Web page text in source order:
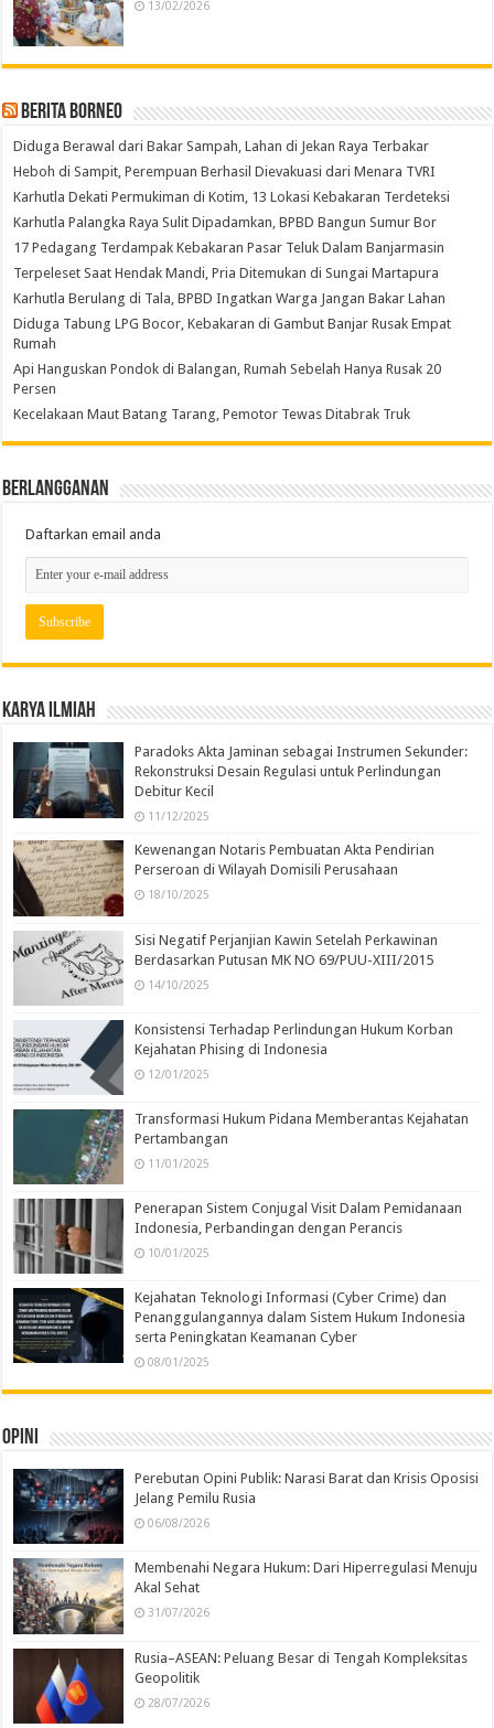
13/02/2026
Berita Borneo
Diduga Berawal dari Bakar Sampah, Lahan di Jekan Raya Terbakar
Heboh di Sampit, Perempuan Berhasil Dievakuasi dari Menara TVRI
Karhutla Dekati Permukiman di Kotim, 13 Lokasi Kebakaran Terdeteksi
Karhutla Palangka Raya Sulit Dipadamkan, BPBD Bangun Sumur Bor
17 Pedagang Terdampak Kebakaran Pasar Teluk Dalam Banjarmasin
Terpeleset Saat Hendak Mandi, Pria Ditemukan di Sungai Martapura
Karhutla Berulang di Tala, BPBD Ingatkan Warga Jangan Bakar Lahan
Diduga Tabung LPG Bocor, Kebakaran di Gambut Banjar Rusak Empat
Rumah
Api Hanguskan Pondok di Balangan, Rumah Sebelah Hanya Rusak 20
Persen
Kecelakaan Maut Batang Tarang, Pemotor Tewas Ditabrak Truk
Berlangganan
Daftarkan email anda
Karya Ilmiah
Paradoks Akta Jaminan sebagai Instrumen Sekunder:
Rekonstruksi Desain Regulasi untuk Perlindungan
Debitur Kecil
11/12/2025
Kewenangan Notaris Pembuatan Akta Pendirian
Perseroan di Wilayah Domisili Perusahaan
18/10/2025
Sisi Negatif Perjanjian Kawin Setelah Perkawinan
Berdasarkan Putusan MK NO 69/PUU-XIII/2015
14/10/2025
Konsistensi Terhadap Perlindungan Hukum Korban
Kejahatan Phising di Indonesia
12/01/2025
Transformasi Hukum Pidana Memberantas Kejahatan
Pertambangan
11/01/2025
Penerapan Sistem Conjugal Visit Dalam Pemidanaan
Indonesia, Perbandingan dengan Perancis
10/01/2025
Kejahatan Teknologi Informasi (Cyber Crime) dan
Penanggulangannya dalam Sistem Hukum Indonesia
serta Peningkatan Keamanan Cyber
08/01/2025
Opini
Perebutan Opini Publik: Narasi Barat dan Krisis Oposisi
Jelang Pemilu Rusia
06/08/2026
Membenahi Negara Hukum: Dari Hiperregulasi Menuju
Akal Sehat
31/07/2026
Rusia–ASEAN: Peluang Besar di Tengah Kompleksitas
Geopolitik
28/07/2026